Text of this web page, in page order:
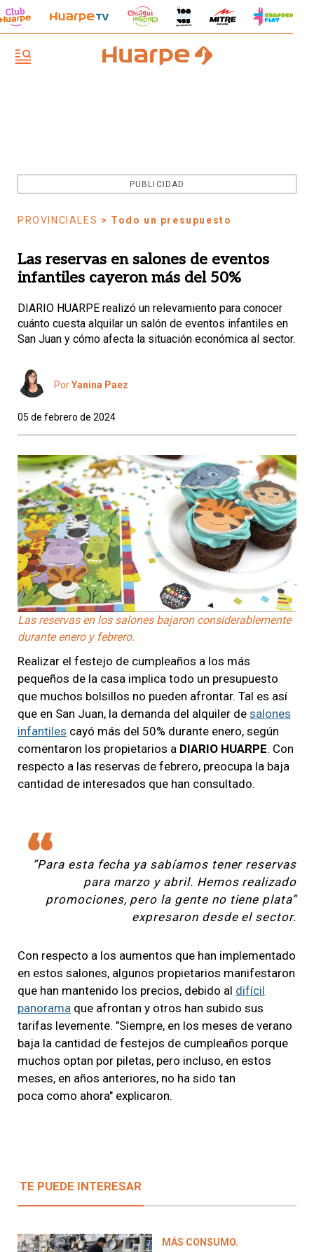
PUBLICIDAD
PROVINCIALES > Todo un presupuesto
Las reservas en salones de eventos
infantiles cayeron más del 50%
DIARIO HUARPE realizó un relevamiento para conocer
cuánto cuesta alquilar un salón de eventos infantiles en
San Juan y cómo afecta la situación económica al sector.
PorYanina Paez
05 de febrero de 2024
Las reservas en los salones bajaron considerablemente
durante enero y febrero.
Realizar el festejo de cumpleaños a los más
pequeños de la casa implica todo un presupuesto
que muchos bolsillos no pueden afrontar. Tal es así
que en San Juan, la demanda del alquiler de salones
infantiles cayó más del 50% durante enero, según
comentaron los propietarios a DIARIO HUARPE. Con
respecto a las reservas de febrero, preocupa la baja
cantidad de interesados que han consultado.
“Para esta fecha ya sabíamos tener reservas
para marzo y abril. Hemos realizado
promociones, pero la gente no tiene plata”
expresaron desde el sector.
Con respecto a los aumentos que han implementado
en estos salones, algunos propietarios manifestaron
que han mantenido los precios, debido al difícil
panorama que afrontan y otros han subido sus
tarifas levemente. "Siempre, en los meses de verano
baja la cantidad de festejos de cumpleaños porque
muchos optan por piletas, pero incluso, en estos
meses, en años anteriores, no ha sido tan
poca como ahora" explicaron.
TE PUEDE INTERESAR
MÁS CONSUMO.